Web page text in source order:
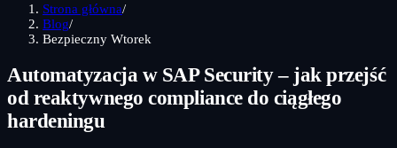
Strona główna/
Blog/
Bezpieczny Wtorek
Automatyzacja w SAP Security – jak przejść
od reaktywnego compliance do ciągłego
hardeningu